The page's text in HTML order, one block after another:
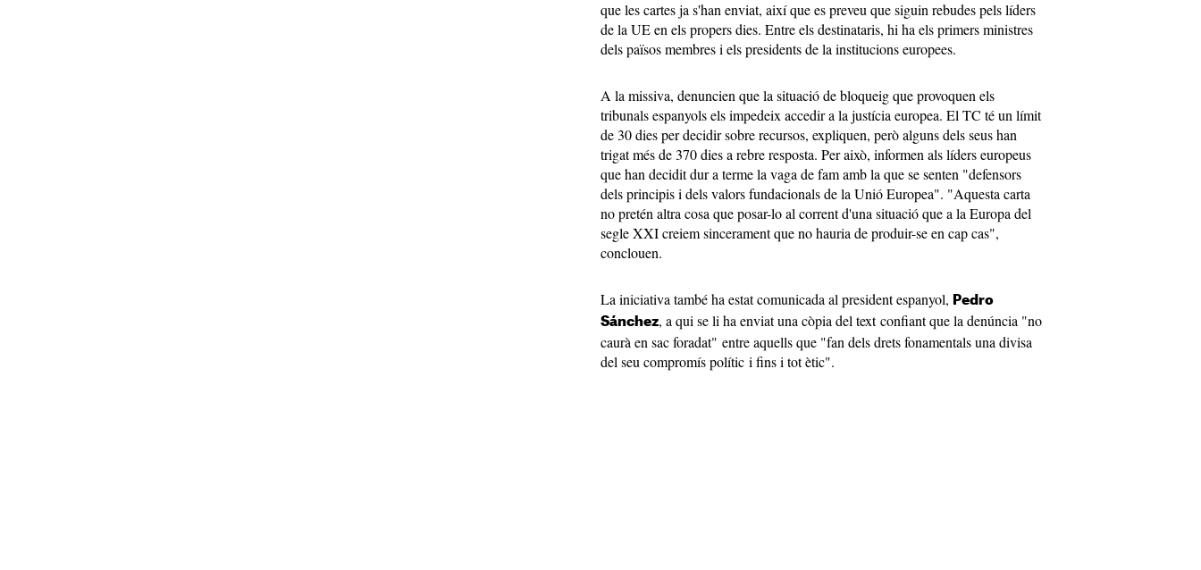
que les cartes ja s'han enviat, així que es preveu que siguin rebudes pels líders
de la UE en els propers dies. Entre els destinataris, hi ha els primers ministres
dels països membres i els presidents de la institucions europees.
A la missiva, denuncien que la situació de bloqueig que provoquen els
tribunals espanyols els impedeix accedir a la justícia europea. El TC té un límit
de 30 dies per decidir sobre recursos, expliquen, però alguns dels seus han
trigat més de 370 dies a rebre resposta. Per això, informen als líders europeus
que han decidit dur a terme la vaga de fam amb la que se senten "defensors
dels principis i dels valors fundacionals de la Unió Europea". "Aquesta carta
no pretén altra cosa que posar-lo al corrent d'una situació que a la Europa del
segle XXI creiem sincerament que no hauria de produir-se en cap cas",
conclouen.
La iniciativa també ha estat comunicada al president espanyol, Pedro
Sánchez, a qui se li ha enviat una còpia del text confiant que la denúncia "no
caurà en sac foradat" entre aquells que "fan dels drets fonamentals una divisa
del seu compromís polític i fins i tot ètic".